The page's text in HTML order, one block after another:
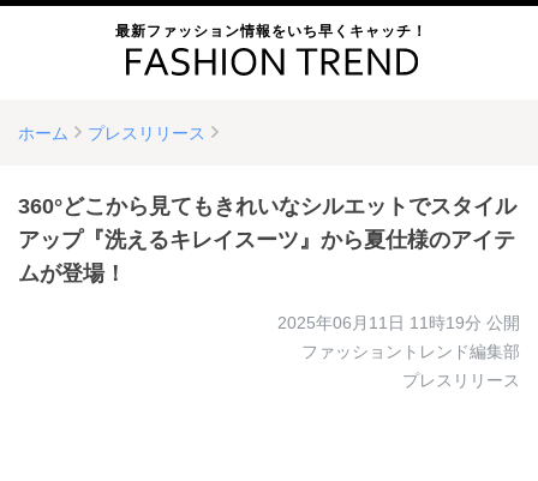
最新ファッション情報をいち早くキャッチ！
ホーム プレスリリース
360°どこから見てもきれいなシルエットでスタイル
アップ『洗えるキレイスーツ』から夏仕様のアイテ
ムが登場！
2025年06月11日 11時19分 公開
ファッショントレンド編集部
プレスリリース